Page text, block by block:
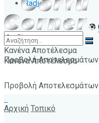
Radio
Κανένα Αποτέλεσμα
Προβολή Αποτελεσμάτων
Κανένα Αποτέλεσμα
Προβολή Αποτελεσμάτων
Αρχική Τοπικό